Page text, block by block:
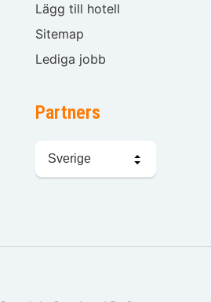
Lägg till hotell
Sitemap
Lediga jobb
Partners
språk